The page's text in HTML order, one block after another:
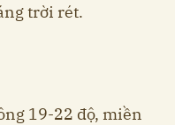
trời rét.
19-22 độ, miền